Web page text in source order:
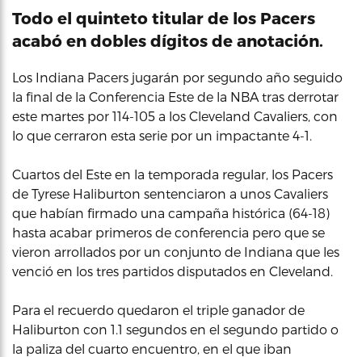
Todo el quinteto titular de los Pacers
acabó en dobles dígitos de anotación.
Los Indiana Pacers jugarán por segundo año seguido
la final de la Conferencia Este de la NBA tras derrotar
este martes por 114-105 a los Cleveland Cavaliers, con
lo que cerraron esta serie por un impactante 4-1.
Cuartos del Este en la temporada regular, los Pacers
de Tyrese Haliburton sentenciaron a unos Cavaliers
que habían firmado una campaña histórica (64-18)
hasta acabar primeros de conferencia pero que se
vieron arrollados por un conjunto de Indiana que les
venció en los tres partidos disputados en Cleveland.
Para el recuerdo quedaron el triple ganador de
Haliburton con 1.1 segundos en el segundo partido o
la paliza del cuarto encuentro, en el que iban